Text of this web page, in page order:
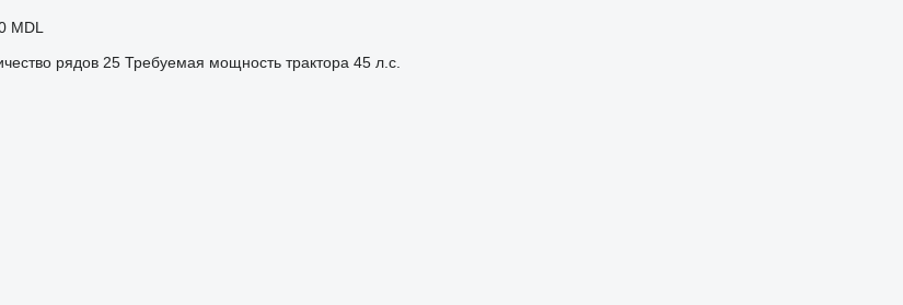
MDL
рядов 25 Требуемая мощность трактора 45 л.с.